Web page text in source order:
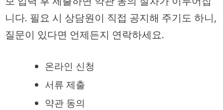
니다. 필요 시 상담원이 직접 공지해 주기도 하니,
질문이 있다면 언제든지 연락하세요.
온라인 신청
서류 제출
약관 동의